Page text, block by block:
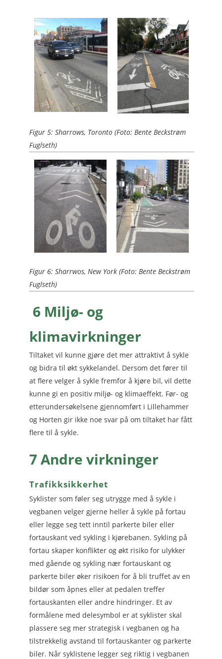
Figur 5: Sharrows, Toronto (Foto: Bente Beckstrøm
Fuglseth)
Figur 6: Sharrwos, New York (Foto: Bente Beckstrøm
Fuglseth)
6 Miljø- og
klimavirkninger
Tiltaket vil kunne gjøre det mer attraktivt å sykle
og bidra til økt sykkelandel. Dersom det fører til
at flere velger å sykle fremfor å kjøre bil, vil dette
kunne gi en positiv miljø- og klimaeffekt. Før- og
etterundersøkelsene gjennomført i Lillehammer
og Horten gir ikke noe svar på om tiltaket har fått
flere til å sykle.
7 Andre virkninger
Trafikksikkerhet
Syklister som føler seg utrygge med å sykle i
vegbanen velger gjerne heller å sykle på fortau
eller legge seg tett inntil parkerte biler eller
fortauskant ved sykling i kjørebanen. Sykling på
fortau skaper konflikter og økt risiko for ulykker
med gående og sykling nær fortauskant og
parkerte biler øker risikoen for å bli truffet av en
bildør som åpnes eller at pedalen treffer
fortauskanten eller andre hindringer. Et av
formålene med delesymbol er at syklister skal
plassere seg mer strategisk i vegbanen og ha
tilstrekkelig avstand til fortauskanter og parkerte
biler. Når syklistene legger seg riktig i vegbanen